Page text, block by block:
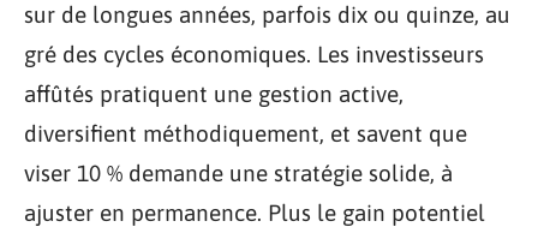
sur de longues années, parfois dix ou quinze, au
gré des cycles économiques. Les investisseurs
affûtés pratiquent une gestion active,
diversifient méthodiquement, et savent que
viser 10 % demande une stratégie solide, à
ajuster en permanence. Plus le gain potentiel